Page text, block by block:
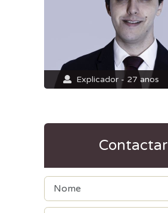
Explicador - 27 anos
Contactar